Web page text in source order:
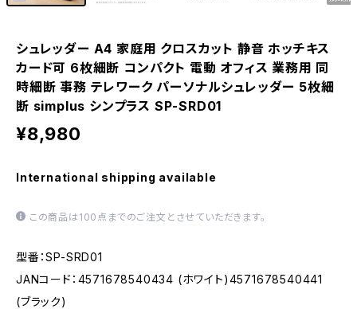
シュレッダー A4 家庭用 クロスカット 静音 ホッチキス
カード可 6枚細断 コンパクト 電動 オフィス 業務用 同
時細断 事務 テレワーク パーソナルシュレッダー 5枚細
断 simplus シンプラス SP-SRD01
¥8,980
International shipping available
この商品は100点までのご注文とさせていただきます。
型番：SP-SRD01
JANコード：4571678540434 (ホワイト)4571678540441
(ブラック)